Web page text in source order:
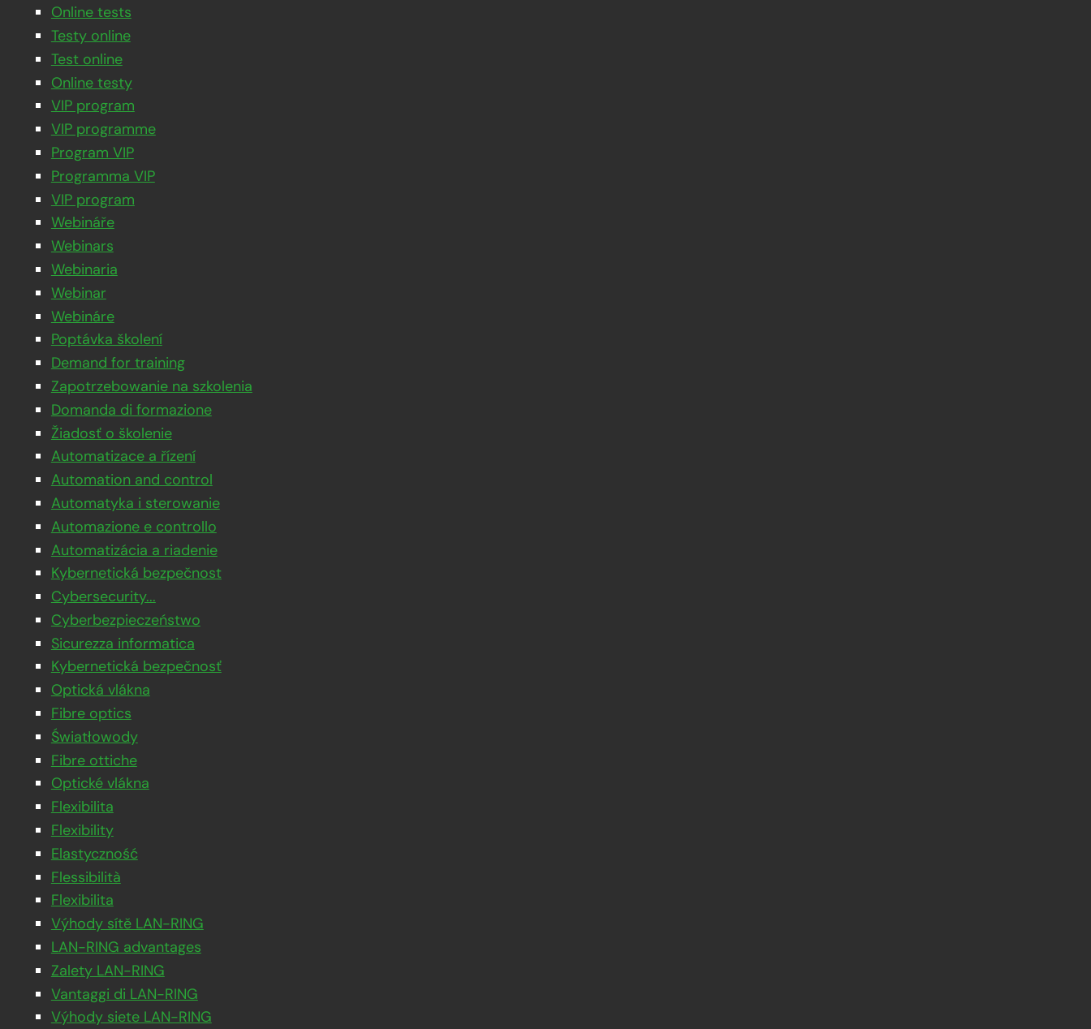
Online tests
Testy online
Test online
Online testy
VIP program
VIP programme
Program VIP
Programma VIP
VIP program
Webináře
Webinars
Webinaria
Webinar
Webináre
Poptávka školení
Demand for training
Zapotrzebowanie na szkolenia
Domanda di formazione
Žiadosť o školenie
Automatizace a řízení
Automation and control
Automatyka i sterowanie
Automazione e controllo
Automatizácia a riadenie
Kybernetická bezpečnost
Cybersecurity...
Cyberbezpieczeństwo
Sicurezza informatica
Kybernetická bezpečnosť
Optická vlákna
Fibre optics
Światłowody
Fibre ottiche
Optické vlákna
Flexibilita
Flexibility
Elastyczność
Flessibilità
Flexibilita
Výhody sítě LAN-RING
LAN-RING advantages
Zalety LAN-RING
Vantaggi di LAN-RING
Výhody siete LAN-RING